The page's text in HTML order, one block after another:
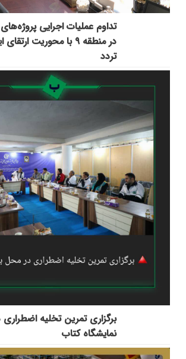
در منطقه ۹ با محوریت
تردد
برگزاری تمرین تخلیه
نمایشگاه کتاب